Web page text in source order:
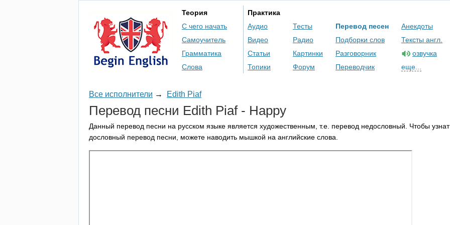
Теория
С чего начать
Самоучитель
Грамматика
Слова
Практика
Аудио
Видео
Статьи
Топики
Тесты
Радио
Картинки
Форум
Перевод песен
Подборки слов
Разговорник
Переводчик
Анекдоты
Тексты англ.
озвучка
еще...
Все исполнители → Edith Piaf
Перевод песни Edith Piaf- Happy
Данный перевод песни на русском языке является художественным, т.е. перевод недословный. Чтобы
дословный перевод песни, можете наводить мышкой на английские слова.